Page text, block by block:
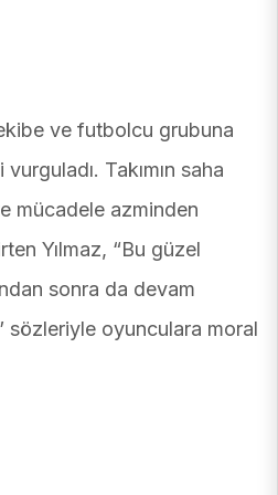
ve futbolcu grubuna
Takımın saha
mücadele azminden
Yılmaz, “Bu güzel
sonra da devam
sözleriyle oyunculara moral